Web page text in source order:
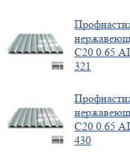
С20 0.65
321
С20 0.65
430